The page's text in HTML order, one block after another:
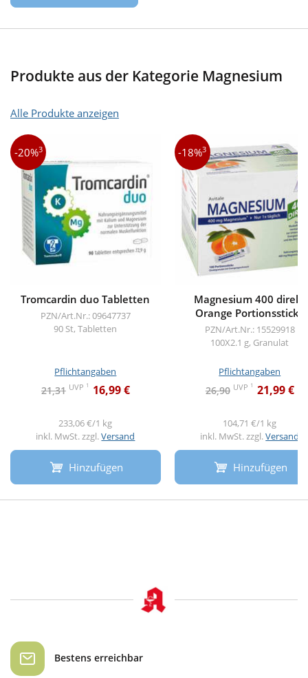
Produkte aus der Kategorie Magnesium
Alle Produkte anzeigen
-20%3
Tromcardin duo Tabletten
PZN/Art.Nr.: 09647737
90 St, Tabletten
Pflichtangaben
21,31 UVP 1 16,99 €
233,06 €/1 kg
inkl. MwSt. zzgl.Versand
Hinzufügen
-18%3
Magnesium 400 direkt
Orange Portionssticks
PZN/Art.Nr.: 15529918
100X2.1 g, Granulat
Pflichtangaben
26,90 UVP 1 21,99 €
104,71 €/1 kg
inkl. MwSt. zzgl.Versand
Hinzufügen
Bestens erreichbar